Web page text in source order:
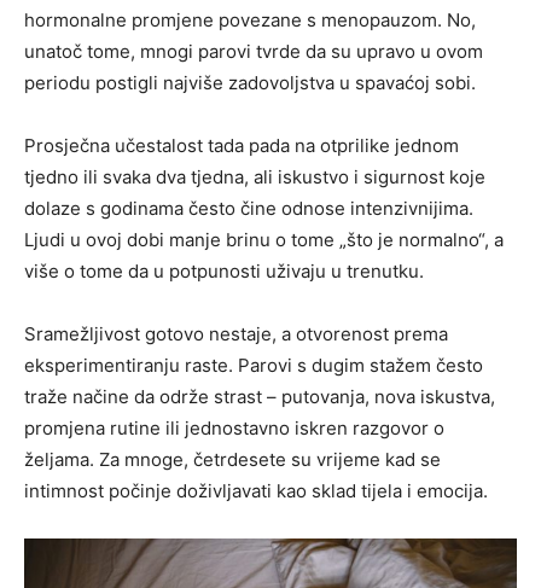
hormonalne promjene povezane s menopauzom. No,
unatoč tome, mnogi parovi tvrde da su upravo u ovom
periodu postigli najviše zadovoljstva u spavaćoj sobi.
Prosječna učestalost tada pada na otprilike jednom
tjedno ili svaka dva tjedna, ali iskustvo i sigurnost koje
dolaze s godinama često čine odnose intenzivnijima.
Ljudi u ovoj dobi manje brinu o tome „što je normalno“, a
više o tome da u potpunosti uživaju u trenutku.
Sramežljivost gotovo nestaje, a otvorenost prema
eksperimentiranju raste. Parovi s dugim stažem često
traže načine da održe strast – putovanja, nova iskustva,
promjena rutine ili jednostavno iskren razgovor o
željama. Za mnoge, četrdesete su vrijeme kad se
intimnost počinje doživljavati kao sklad tijela i emocija.